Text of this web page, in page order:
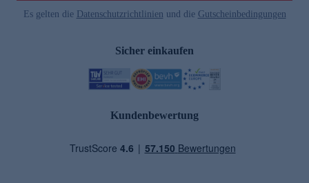
Es gelten die Datenschutzrichtlinien und die Gutscheinbedingungen
Sicher einkaufen
Kundenbewertung